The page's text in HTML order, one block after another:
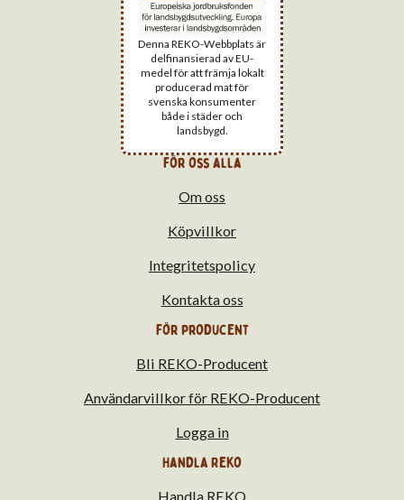
Handla Reko
Handla REKO
För producent
Bli REKO-Producent
Användarvillkor för REKO-Producent
Logga in
för oss alla
Om oss
Köpvillkor
Integritetspolicy
Kontakta oss
Denna REKO-Webbplats är
delfinansierad av EU-
medel för att främja lokalt
producerad mat för
svenska konsumenter
både i städer och
landsbygd.